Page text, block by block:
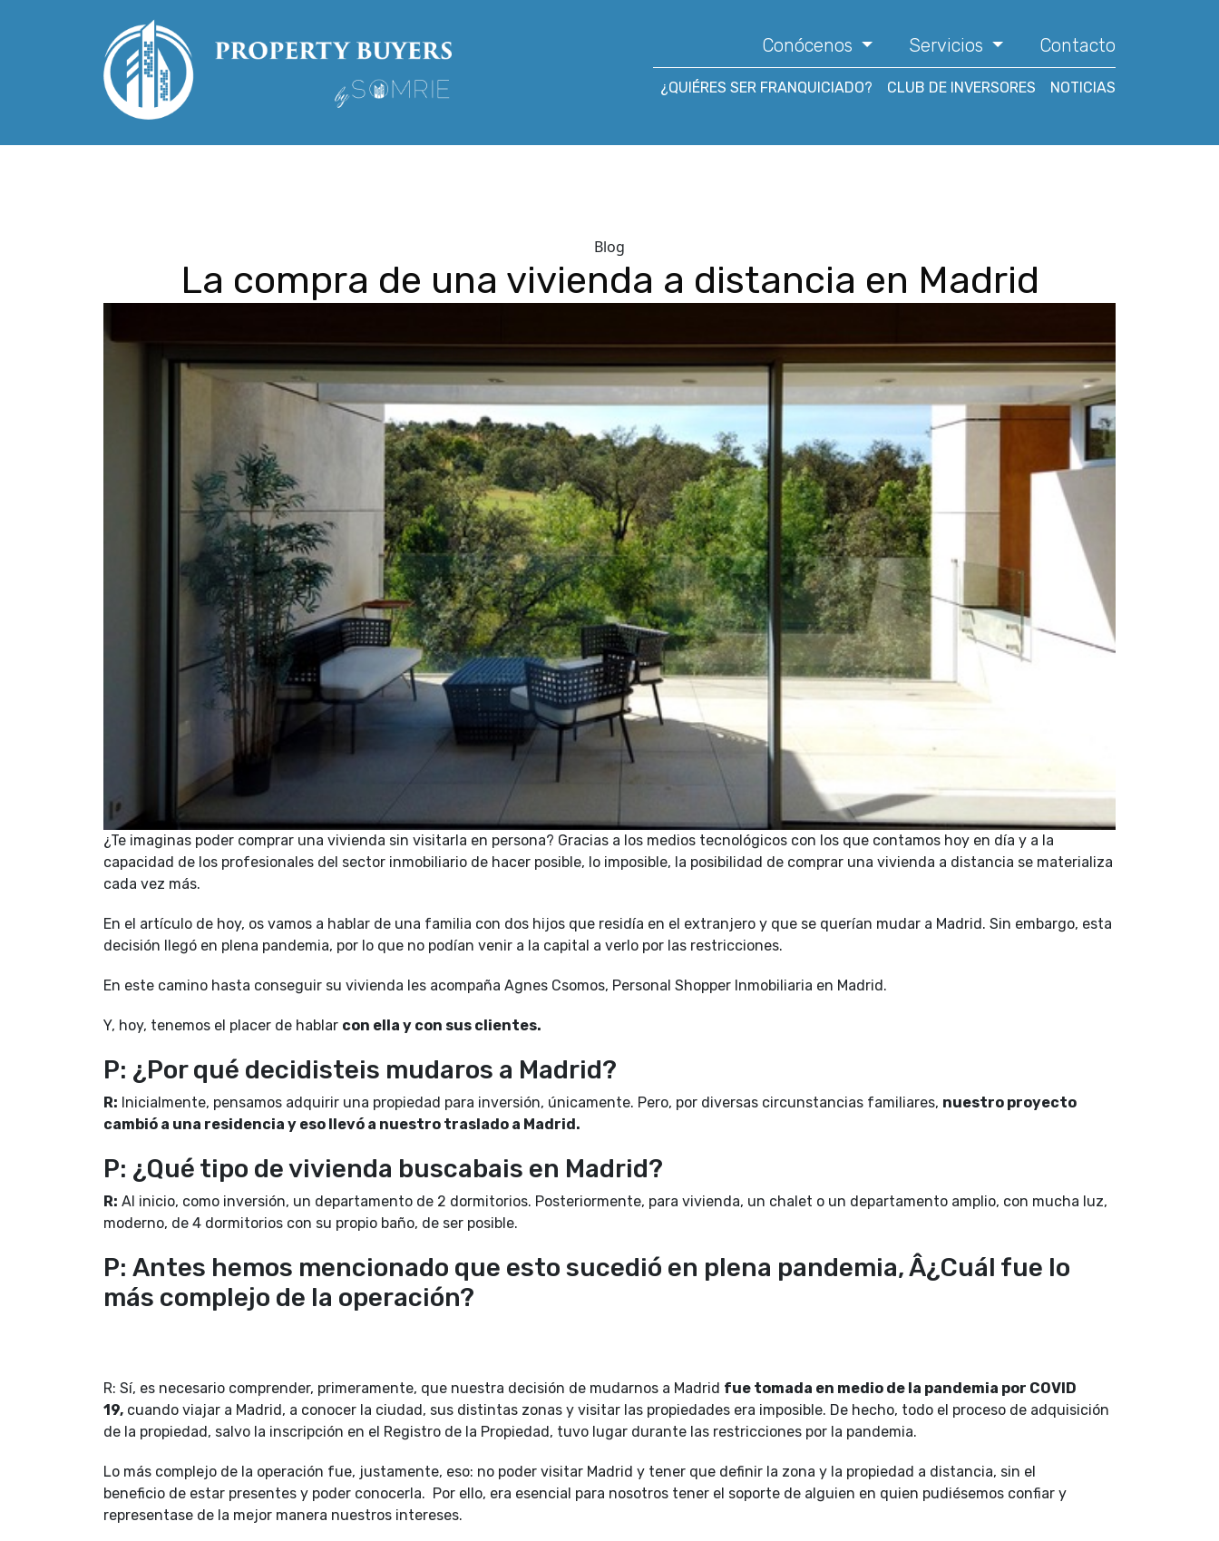
Conócenos Servicios Contacto
¿QUIÉRES SER FRANQUICIADO? CLUB DE INVERSORES NOTICIAS
Blog
La compra de una vivienda a distancia en Madrid
¿Te imaginas poder comprar una vivienda sin visitarla en persona? Gracias a los medios tecnológicos con los que contamos hoy en día y a la
capacidad de los profesionales del sector inmobiliario de hacer posible, lo imposible, la posibilidad de comprar una vivienda a distancia se materializa
cada vez más.
En el artículo de hoy, os vamos a hablar de una familia con dos hijos que residí­a en el extranjero y que se querí­an mudar a Madrid. Sin embargo, esta
decisión llegó en plena pandemia, por lo que no podían venir a la capital a verlo por las restricciones.
En este camino hasta conseguir su vivienda les acompaña Agnes Csomos, Personal Shopper Inmobiliaria en Madrid.
Y, hoy, tenemos el placer de hablar con ella y con sus clientes.
P: ¿Por qué decidisteis mudaros a Madrid?
R: Inicialmente, pensamos adquirir una propiedad para inversión, únicamente. Pero, por diversas circunstancias familiares, nuestro proyecto
cambió a una residencia y eso llevó a nuestro traslado a Madrid.
P: ¿Qué tipo de vivienda buscabais en Madrid?
R: Al inicio, como inversión, un departamento de 2 dormitorios. Posteriormente, para vivienda, un chalet o un departamento amplio, con mucha luz,
moderno, de 4 dormitorios con su propio baño, de ser posible.
P: Antes hemos mencionado que esto sucedió en plena pandemia, Â¿Cuál fue lo
más complejo de la operación?
R: Sí, es necesario comprender, primeramente, que nuestra decisión de mudarnos a Madrid fue tomada en medio de la pandemia por COVID
19, cuando viajar a Madrid, a conocer la ciudad, sus distintas zonas y visitar las propiedades era imposible. De hecho, todo el proceso de adquisición
de la propiedad, salvo la inscripción en el Registro de la Propiedad, tuvo lugar durante las restricciones por la pandemia.
Lo más complejo de la operación fue, justamente, eso: no poder visitar Madrid y tener que definir la zona y la propiedad a distancia, sin el
beneficio de estar presentes y poder conocerla. Por ello, era esencial para nosotros tener el soporte de alguien en quien pudiésemos confiar y
representase de la mejor manera nuestros intereses.